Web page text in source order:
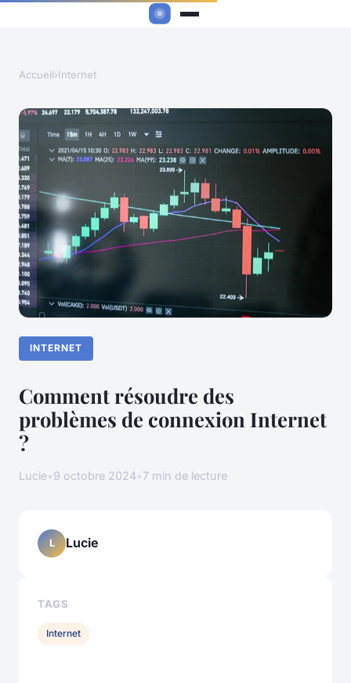
Accueil›Internet
INTERNET
Comment résoudre des
problèmes de connexion Internet
?
Lucie•9 octobre 2024•7 min de lecture
L Lucie
TAGS
Internet